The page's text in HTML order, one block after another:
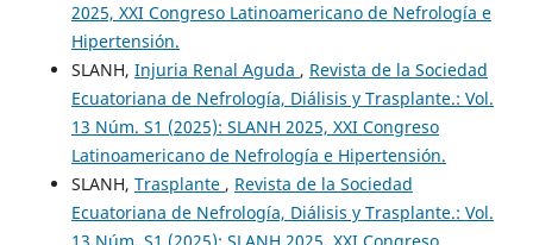
2025, XXI Congreso Latinoamericano de Nefrología e
Hipertensión.
SLANH, Injuria Renal Aguda , Revista de la Sociedad
Ecuatoriana de Nefrología, Diálisis y Trasplante.: Vol.
13 Núm. S1 (2025): SLANH 2025, XXI Congreso
Latinoamericano de Nefrología e Hipertensión.
SLANH, Trasplante , Revista de la Sociedad
Ecuatoriana de Nefrología, Diálisis y Trasplante.: Vol.